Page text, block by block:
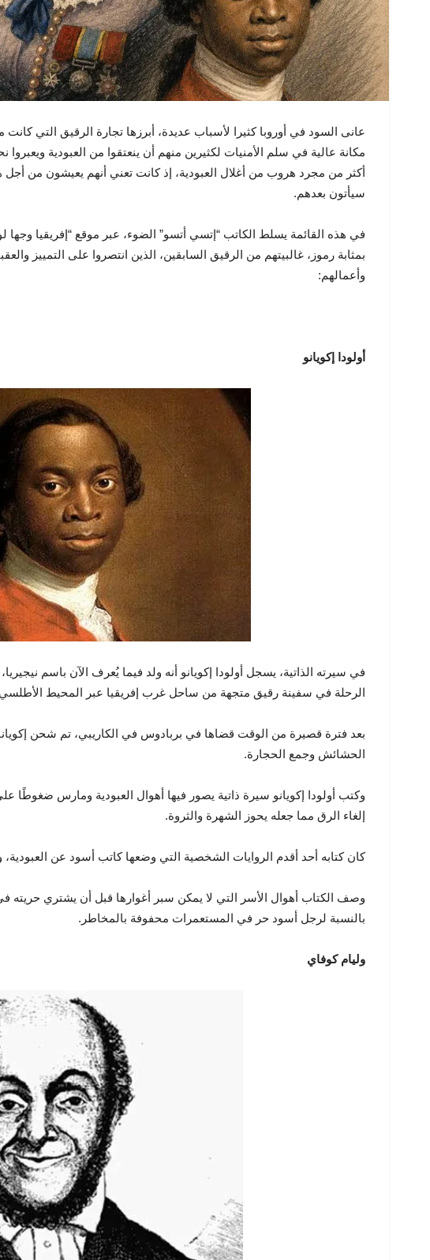
عانى السود في أوروبا كثيرا لأسباب عديدة، أبرزها تجارة الرقيق التي كانت
مكانة عالية في سلم الأمنيات لكثيرين منهم أن ينعتقوا من العبودية
أكثر من مجرد هروب من أغلال العبودية، إذ كانت تعني أنهم يعيشون من أجل
سيأتون بعدهم.
بمثابة رموز، غالبيتهم من الرقيق السابقين، الذين انتصروا على التمييز
وأعمالهم:
أولودا إكويانو
في سيرته الذاتية، يسجل أولودا إكويانو أنه ولد فيما يُعرف الآن باسم
الرحلة في سفينة رقيق متجهة من ساحل غرب إفريقيا عبر المحيط الأطلسي
بعد فترة قصيرة من الوقت قضاها في بربادوس في الكاريبي، تم شحن
الحشائش وجمع الحجارة.
وكتب أولودا إكويانو سيرة ذاتية يصور فيها أهوال العبودية ومارس ضغوطًا
إلغاء الرق مما جعله يحوز الشهرة والثروة.
كان كتابه أحد أقدم الروايات الشخصية التي وضعها كاتب أسود عن العبودية،
وصف الكتاب أهوال الأسر التي لا يمكن سبر أغوارها قبل أن يشتري حريته
بالنسبة لرجل أسود حر في المستعمرات محفوفة بالمخاطر.
وليام كوفاي